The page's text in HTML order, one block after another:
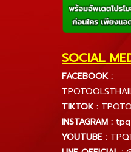
SOCIAL
FACEBOOK :
TIKTOK :
INSTAGRAM :
YOUTUBE :